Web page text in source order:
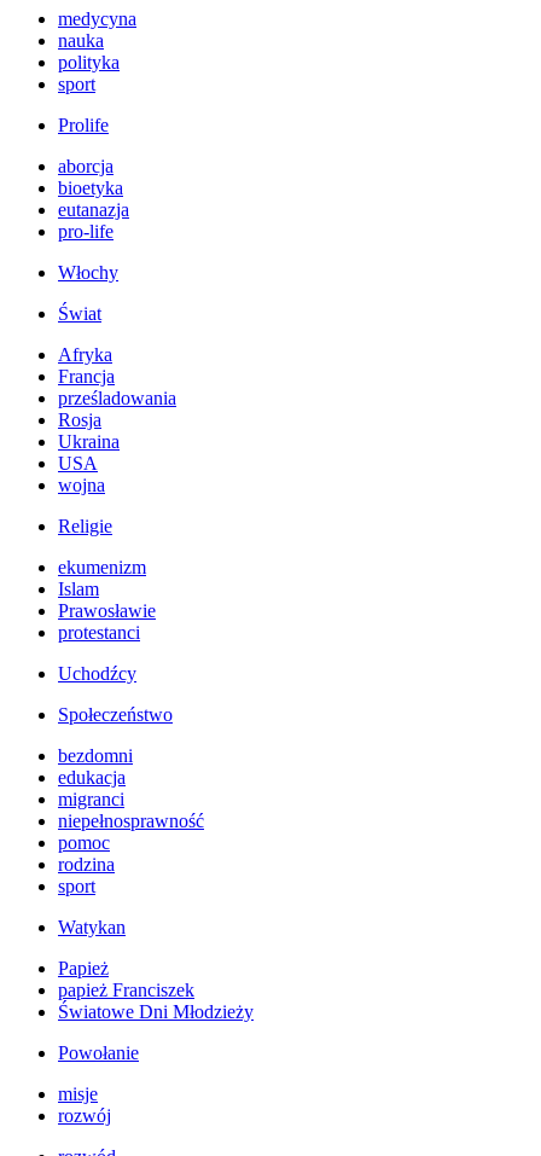
medycyna
nauka
polityka
sport
Prolife
aborcja
bioetyka
eutanazja
pro-life
Włochy
Świat
Afryka
Francja
prześladowania
Rosja
Ukraina
USA
wojna
Religie
ekumenizm
Islam
Prawosławie
protestanci
Uchodźcy
Społeczeństwo
bezdomni
edukacja
migranci
niepełnosprawność
pomoc
rodzina
sport
Watykan
Papież
papież Franciszek
Światowe Dni Młodzieży
Powołanie
misje
rozwój